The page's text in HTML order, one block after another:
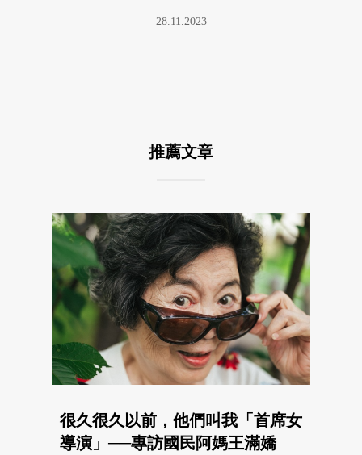
28.11.2023
推薦文章
很久很久以前，他們叫我「首席女
導演」──專訪國民阿媽王滿嬌